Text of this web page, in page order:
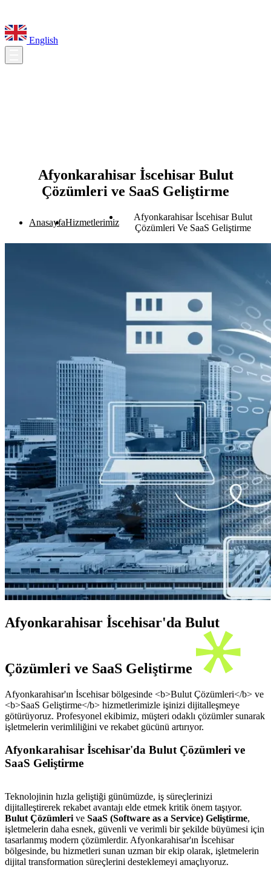
English
Afyonkarahisar İscehisar Bulut
Çözümleri ve SaaS Geliştirme
AnasayfaHizmetlerimiz
Afyonkarahisar İscehisar Bulut
Çözümleri Ve SaaS Geliştirme
Afyonkarahisar İscehisar'da Bulut
Çözümleri ve SaaS Geliştirme
Afyonkarahisar'ın İscehisar bölgesinde <b>Bulut Çözümleri</b> ve
<b>SaaS Geliştirme</b> hizmetlerimizle işinizi dijitalleşmeye
götürüyoruz. Profesyonel ekibimiz, müşteri odaklı çözümler sunarak
işletmelerin verimliliğini ve rekabet gücünü artırıyor.
Afyonkarahisar İscehisar'da Bulut Çözümleri ve
SaaS Geliştirme
Teknolojinin hızla geliştiği günümüzde, iş süreçlerinizi
dijitalleştirerek rekabet avantajı elde etmek kritik önem taşıyor.
Bulut Çözümleri ve SaaS (Software as a Service) Geliştirme,
işletmelerin daha esnek, güvenli ve verimli bir şekilde büyümesi için
tasarlanmış modern çözümlerdir. Afyonkarahisar'ın İscehisar
bölgesinde, bu hizmetleri sunan uzman bir ekip olarak, işletmelerin
dijital transformation süreçlerini desteklemeyi amaçlıyoruz.